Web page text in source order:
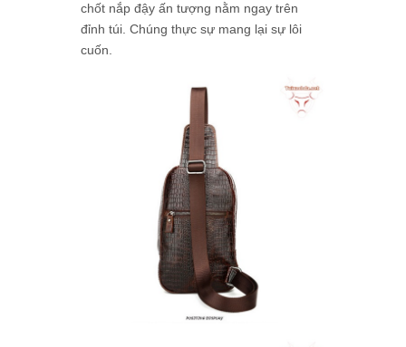
chốt nắp đậy ấn tượng nằm ngay trên
đỉnh túi. Chúng thực sự mang lại sự lôi
cuốn.